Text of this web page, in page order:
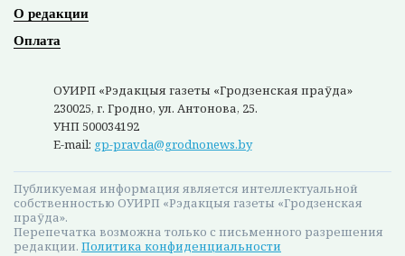
О редакции
Оплата
ОУИРП «Рэдакцыя газеты «Гродзенская праўда»
230025, г. Гродно, ул. Антонова, 25.
УНП 500034192
E-mail: gp-pravda@grodnonews.by
Публикуемая информация является интеллектуальной
собственностью ОУИРП «Рэдакцыя газеты «Гродзенская
праўда».
Перепечатка возможна только с письменного разрешения
редакции. Политика конфиденциальности